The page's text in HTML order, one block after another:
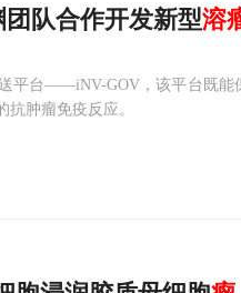
队合作开发新型溶
平台——iNV-GOV，该平台既能
肿瘤免疫反应。